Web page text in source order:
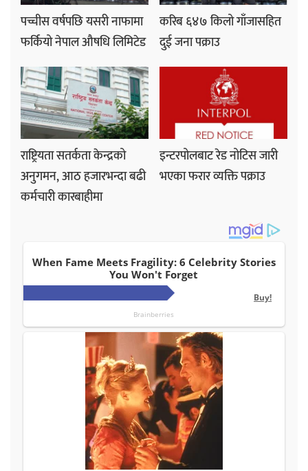
पच्चीस वर्षपछि यसरी नाफामा
फर्कियो नेपाल औषधि लिमिटेड
करिब ६४७ किलो गाँजासहित
दुई जना पक्राउ
राष्ट्रियता सतर्कता केन्द्रको
अनुगमन, आठ हजारभन्दा बढी
कर्मचारी कारबाहीमा
इन्टरपोलबाट रेड नोटिस जारी
भएका फरार व्यक्ति पक्राउ